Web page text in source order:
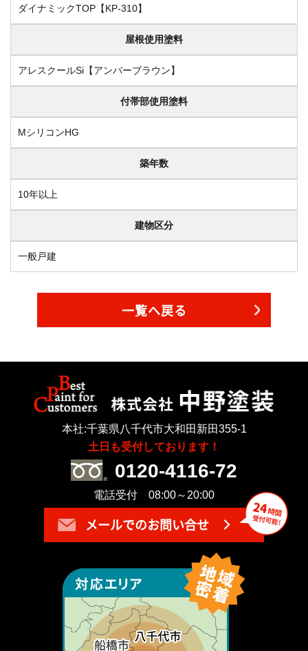
ダイナミックTOP【KP-310】
屋根使用塗料
アレスクールSi【アンバーブラウン】
付帯部使用塗料
MシリコンHG
築年数
10年以上
建物区分
一般戸建
一覧へ戻る
本社:千葉県八千代市大和田新田355-1
土日も受付しております！
0120-4116-72
電話受付 08:00～20:00
メールでのお問い合せ